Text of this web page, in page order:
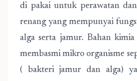
di pakai untuk perawatan
renang yang mempunyai
alga serta jamur. Bahan
membasmi mikro organisme
( bakteri jamur dan alga)